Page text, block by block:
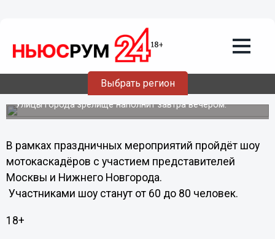
Выбрать регион
Общество
На Бору пройдет байкер-шоу
Улицы города зрелище наполнит завтра вечером.
В рамках праздничных мероприятий пройдёт шоу
мотокаскадёров с участием представителей
Москвы и Нижнего Новгорода.
Участниками шоу станут от 60 до 80 человек.
18+